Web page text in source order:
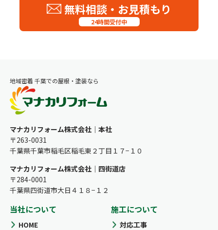
無料相談・お見積もり
24時間受付中
地域密着 千葉での屋根・塗装なら
マナカリフォーム株式会社｜本社
〒263-0031
千葉県千葉市稲毛区稲毛東２丁目１７−１０
マナカリフォーム株式会社｜四街道店
〒284-0001
千葉県四街道市大日４１８−１２
当社について
HOME
施工について
対応工事